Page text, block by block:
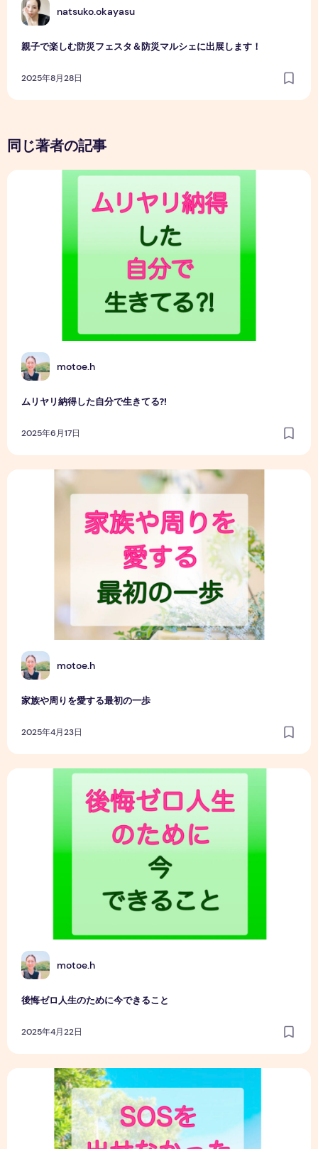
N natsuko.okayasu
親子で楽しむ防災フェスタ＆防災マルシェに出展します！
2025年8月28日
同じ著者の記事
M motoe.h
ムリヤリ納得した自分で生きてる⁈
2025年6月17日
ムリヤリ納得した自分で生きてる⁈
M motoe.h
家族や周りを愛する最初の一歩
2025年4月23日
家族や周りを愛する最初の一歩
M motoe.h
後悔ゼロ人生のために今できること
2025年4月22日
後悔ゼロ人生のために今できること
SOSを出せなかった昔のワタシ